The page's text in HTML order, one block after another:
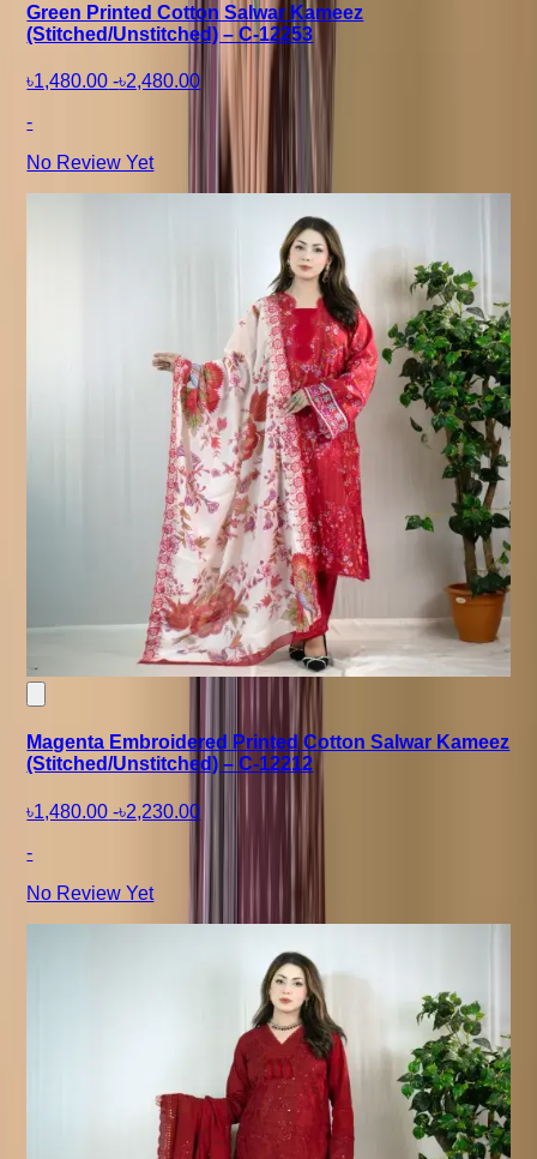
Green Printed Cotton Salwar Kameez
(Stitched/Unstitched) – C-12253
৳1,480.00 -৳2,480.00
-
No Review Yet
Magenta Embroidered Printed Cotton Salwar Kameez
(Stitched/Unstitched) – C-12212
৳1,480.00 -৳2,230.00
-
No Review Yet